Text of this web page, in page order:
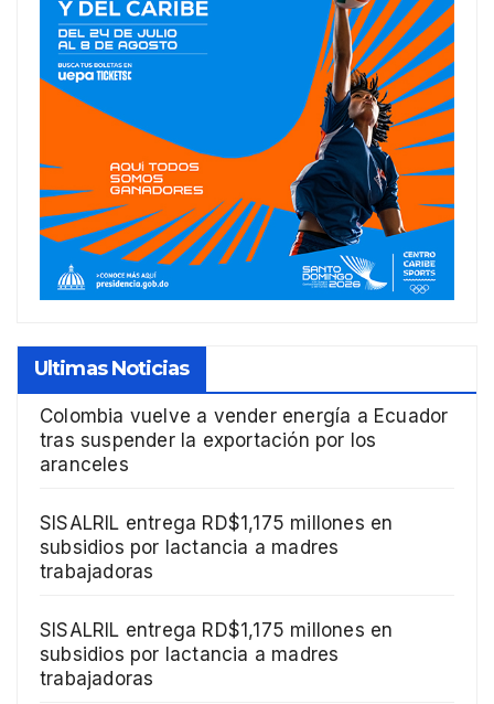
Ultimas Noticias
Colombia vuelve a vender energía a Ecuador
tras suspender la exportación por los
aranceles
SISALRIL entrega RD$1,175 millones en
subsidios por lactancia a madres
trabajadoras
SISALRIL entrega RD$1,175 millones en
subsidios por lactancia a madres
trabajadoras